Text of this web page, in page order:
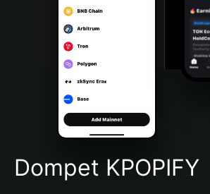
Português (Portugal)
Bahasa Indonesia
Português (Brasil)
Español (Argentina)
Dompet KPOPIFY